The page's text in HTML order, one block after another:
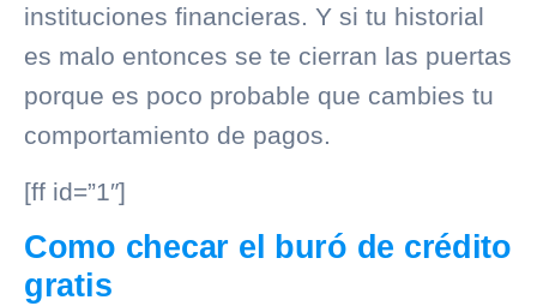
instituciones financieras. Y si tu historial
es malo entonces se te cierran las puertas
porque es poco probable que cambies tu
comportamiento de pagos.
[ff id=”1″]
Como checar el buró de crédito
gratis